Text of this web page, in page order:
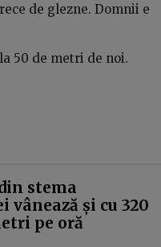
de glezne. Domnii e
50 de metri de noi.
stema
vânează și cu 320
pe oră